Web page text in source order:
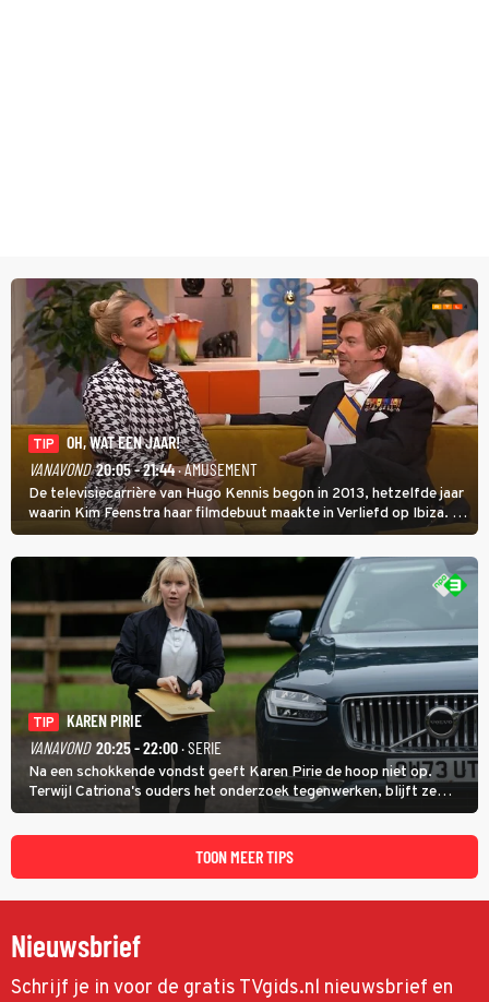
TIP
OH, WAT EEN JAAR!
VANAVOND 20:05 - 21:44· AMUSEMENT
De televisiecarrière van Hugo Kennis begon in 2013, hetzelfde jaar
waarin Kim Feenstra haar filmdebuut maakte in Verliefd op Ibiza. In
Oh, Wat een Jaar! wordt duidelijk wat ze nog meer weten van het
jaar waarin ze allebei eindtwintigers waren.
TIP
KAREN PIRIE
VANAVOND 20:25 - 22:00· SERIE
Na een schokkende vondst geeft Karen Pirie de hoop niet op.
Terwijl Catriona's ouders het onderzoek tegenwerken, blijft ze
speuren naar Adam. In deze slotaflevering van Karen Pirie leidt het
spoor via Frankrijk en Italië naar Malta.
TOON MEER TIPS
Nieuwsbrief
Schrijf je in voor de gratis TVgids.nl nieuwsbrief en